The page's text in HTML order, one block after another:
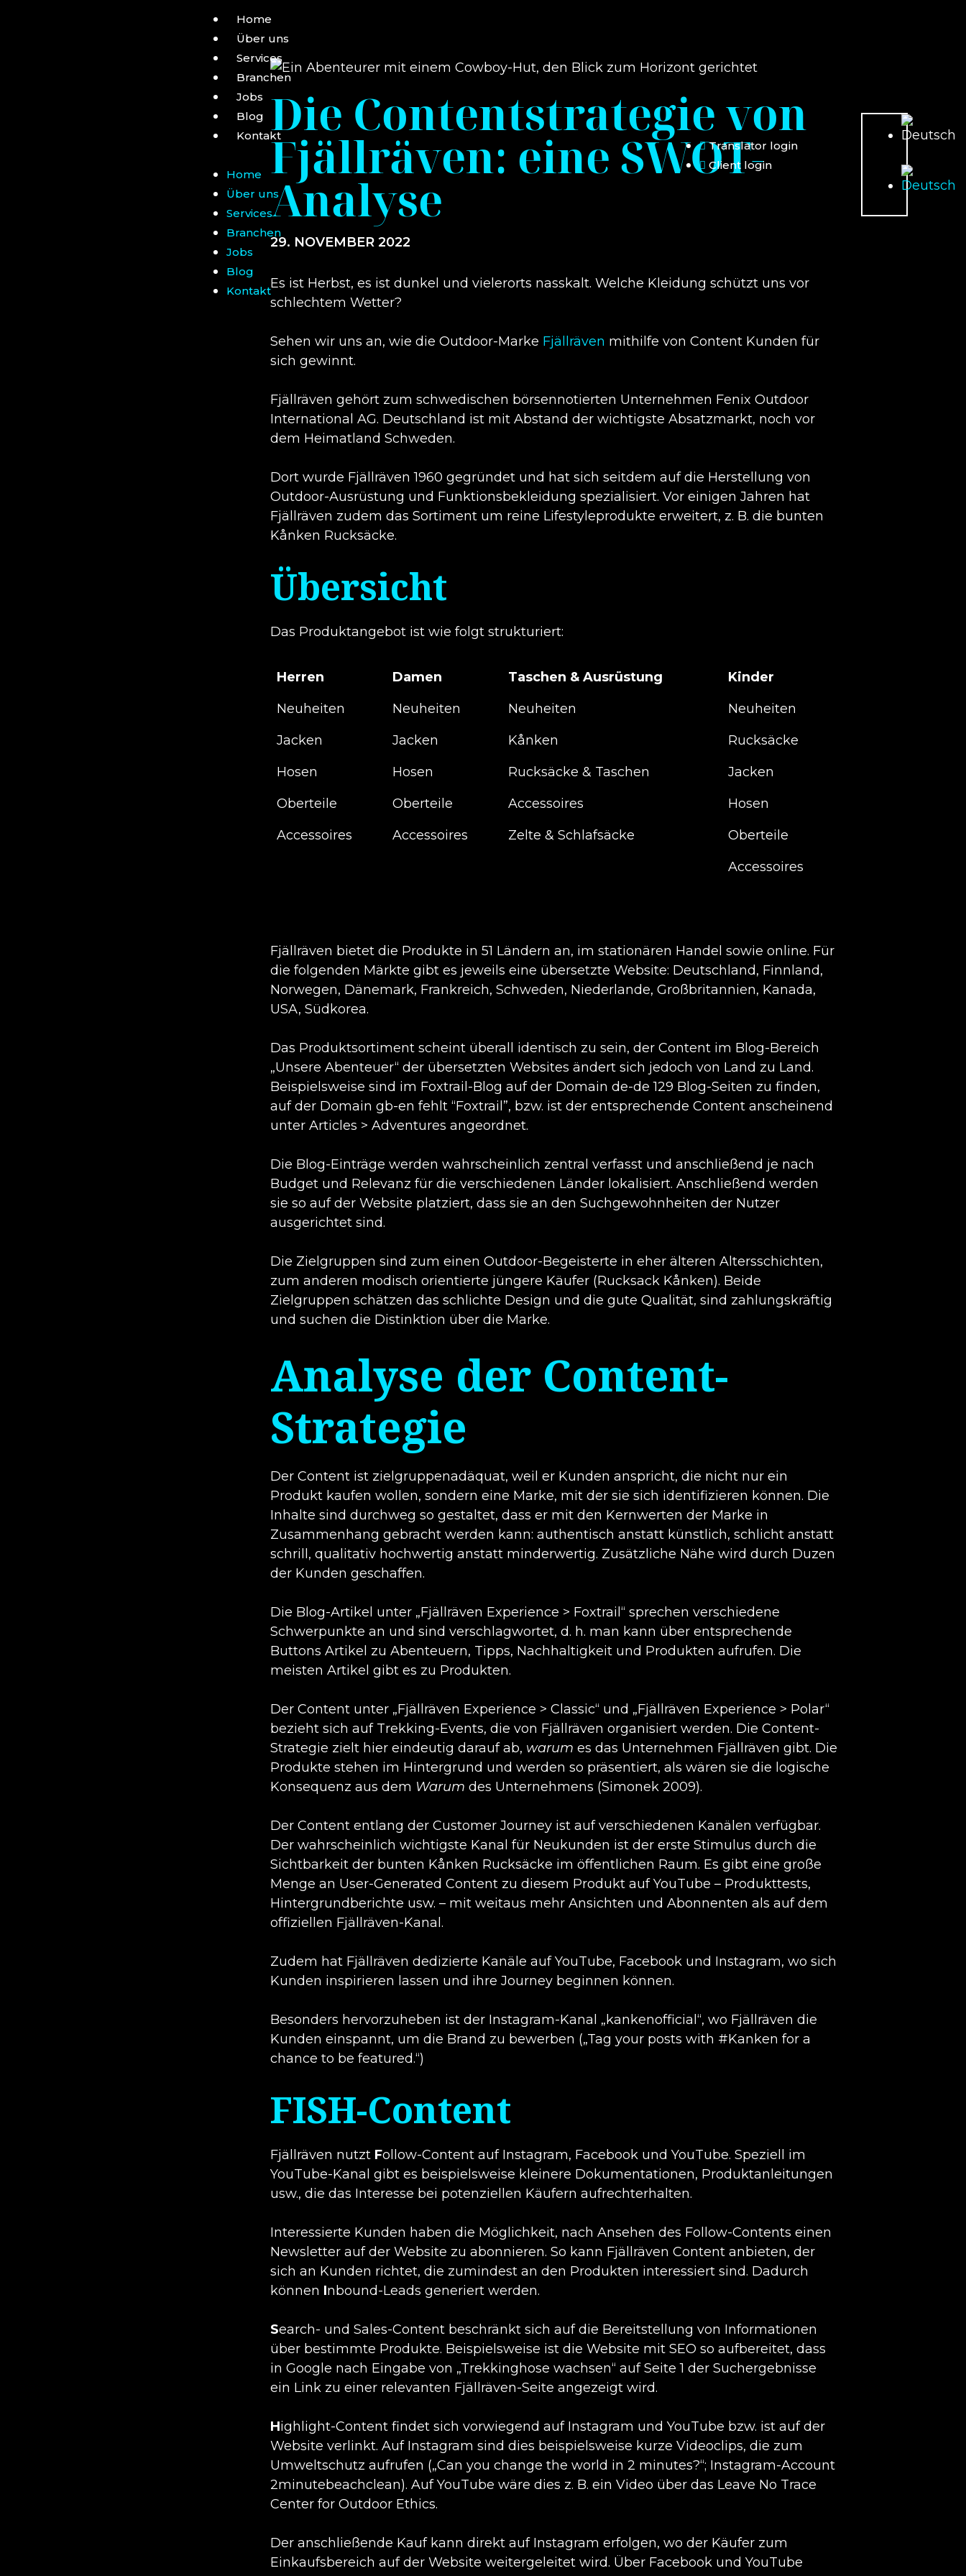
Home
Über uns
Services
Branchen
Jobs
Blog
Kontakt
Home
Über uns
Services
Branchen
Jobs
Blog
Kontakt
Translator login
Client login
Die Contentstrategie von
Fjällräven: eine SWOT-
Analyse
29. NOVEMBER 2022
Es ist Herbst, es ist dunkel und vielerorts nasskalt. Welche Kleidung schützt uns vor
schlechtem Wetter?
Sehen wir uns an, wie die Outdoor-Marke Fjällräven mithilfe von Content Kunden für
sich gewinnt.
Fjällräven gehört zum schwedischen börsennotierten Unternehmen Fenix Outdoor
International AG. Deutschland ist mit Abstand der wichtigste Absatzmarkt, noch vor
dem Heimatland Schweden.
Dort wurde Fjällräven 1960 gegründet und hat sich seitdem auf die Herstellung von
Outdoor-Ausrüstung und Funktionsbekleidung spezialisiert. Vor einigen Jahren hat
Fjällräven zudem das Sortiment um reine Lifestyleprodukte erweitert, z. B. die bunten
Kånken Rucksäcke.
Übersicht
Das Produktangebot ist wie folgt strukturiert:
Herren Damen Taschen & Ausrüstung
Kinder
Neuheiten
Neuheiten Neuheiten
Neuheiten
Jacken
Jacken Kånken
Rucksäcke
Hosen
Hosen Rucksäcke & Taschen
Jacken
Oberteile
Oberteile Accessoires
Hosen
Accessoires
Accessoires Zelte & Schlafsäcke
Oberteile
Accessoires
Fjällräven bietet die Produkte in 51 Ländern an, im stationären Handel sowie online. Für
die folgenden Märkte gibt es jeweils eine übersetzte Website: Deutschland, Finnland,
Norwegen, Dänemark, Frankreich, Schweden, Niederlande, Großbritannien, Kanada,
USA, Südkorea.
Das Produktsortiment scheint überall identisch zu sein, der Content im Blog-Bereich
„Unsere Abenteuer“ der übersetzten Websites ändert sich jedoch von Land zu Land.
Beispielsweise sind im Foxtrail-Blog auf der Domain de-de 129 Blog-Seiten zu finden,
auf der Domain gb-en fehlt “Foxtrail”, bzw. ist der entsprechende Content anscheinend
unter Articles > Adventures angeordnet.
Die Blog-Einträge werden wahrscheinlich zentral verfasst und anschließend je nach
Budget und Relevanz für die verschiedenen Länder lokalisiert. Anschließend werden
sie so auf der Website platziert, dass sie an den Suchgewohnheiten der Nutzer
ausgerichtet sind.
Die Zielgruppen sind zum einen Outdoor-Begeisterte in eher älteren Altersschichten,
zum anderen modisch orientierte jüngere Käufer (Rucksack Kånken). Beide
Zielgruppen schätzen das schlichte Design und die gute Qualität, sind zahlungskräftig
und suchen die Distinktion über die Marke.
Analyse der Content-
Strategie
Der Content ist zielgruppenadäquat, weil er Kunden anspricht, die nicht nur ein
Produkt kaufen wollen, sondern eine Marke, mit der sie sich identifizieren können. Die
Inhalte sind durchweg so gestaltet, dass er mit den Kernwerten der Marke in
Zusammenhang gebracht werden kann: authentisch anstatt künstlich, schlicht anstatt
schrill, qualitativ hochwertig anstatt minderwertig. Zusätzliche Nähe wird durch Duzen
der Kunden geschaffen.
Die Blog-Artikel unter „Fjällräven Experience > Foxtrail“ sprechen verschiedene
Schwerpunkte an und sind verschlagwortet, d. h. man kann über entsprechende
Buttons Artikel zu Abenteuern, Tipps, Nachhaltigkeit und Produkten aufrufen. Die
meisten Artikel gibt es zu Produkten.
Der Content unter „Fjällräven Experience > Classic“ und „Fjällräven Experience > Polar“
bezieht sich auf Trekking-Events, die von Fjällräven organisiert werden. Die Content-
Strategie zielt hier eindeutig darauf ab, warum es das Unternehmen Fjällräven gibt. Die
Produkte stehen im Hintergrund und werden so präsentiert, als wären sie die logische
Konsequenz aus dem Warum des Unternehmens (Simonek 2009).
Der Content entlang der Customer Journey ist auf verschiedenen Kanälen verfügbar.
Der wahrscheinlich wichtigste Kanal für Neukunden ist der erste Stimulus durch die
Sichtbarkeit der bunten Kånken Rucksäcke im öffentlichen Raum. Es gibt eine große
Menge an User-Generated Content zu diesem Produkt auf YouTube – Produkttests,
Hintergrundberichte usw. – mit weitaus mehr Ansichten und Abonnenten als auf dem
offiziellen Fjällräven-Kanal.
Zudem hat Fjällräven dedizierte Kanäle auf YouTube, Facebook und Instagram, wo sich
Kunden inspirieren lassen und ihre Journey beginnen können.
Besonders hervorzuheben ist der Instagram-Kanal „kankenofficial“, wo Fjällräven die
Kunden einspannt, um die Brand zu bewerben („Tag your posts with #Kanken for a
chance to be featured.“)
FISH-Content
Fjällräven nutzt Follow-Content auf Instagram, Facebook und YouTube. Speziell im
YouTube-Kanal gibt es beispielsweise kleinere Dokumentationen, Produktanleitungen
usw., die das Interesse bei potenziellen Käufern aufrechterhalten.
Interessierte Kunden haben die Möglichkeit, nach Ansehen des Follow-Contents einen
Newsletter auf der Website zu abonnieren. So kann Fjällräven Content anbieten, der
sich an Kunden richtet, die zumindest an den Produkten interessiert sind. Dadurch
können Inbound-Leads generiert werden.
Search- und Sales-Content beschränkt sich auf die Bereitstellung von Informationen
über bestimmte Produkte. Beispielsweise ist die Website mit SEO so aufbereitet, dass
in Google nach Eingabe von „Trekkinghose wachsen“ auf Seite 1 der Suchergebnisse
ein Link zu einer relevanten Fjällräven-Seite angezeigt wird.
Highlight-Content findet sich vorwiegend auf Instagram und YouTube bzw. ist auf der
Website verlinkt. Auf Instagram sind dies beispielsweise kurze Videoclips, die zum
Umweltschutz aufrufen („Can you change the world in 2 minutes?“; Instagram-Account
2minutebeachclean). Auf YouTube wäre dies z. B. ein Video über das Leave No Trace
Center for Outdoor Ethics.
Der anschließende Kauf kann direkt auf Instagram erfolgen, wo der Käufer zum
Einkaufsbereich auf der Website weitergeleitet wird. Über Facebook und YouTube